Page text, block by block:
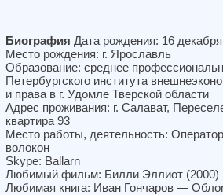
Биография Дата рождения: 16
Место рождения: г. Ярославль
Образование: среднее
Петербургского института
и права в г. Удомле Тверской области
Адрес проживания: г. Салават,
квартира 93
Место работы, деятельность:
волокон
Skype: Ballarn
Любимый фильм: Билли Эллиот (2000)
Любимая книга: Иван Гончаров —